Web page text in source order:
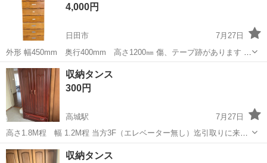
ンガー - 収納本...4,000円
日田市
7月27日
外形 幅450mm 奥行400mm 高さ1200㎜ 傷、テープ跡があります 一
段目の引き出しが落ちて、二段目が少し開きにくいです ⚠️お取引につ
いて⚠️ ・お取引場所は弊社倉庫です（日田市中釣町） ・お引...
大分 日田市 収納家具
収納タンス
300円
高城駅
7月27日
高さ1.8M程 幅 1.2M程 当方3F（エレベーター無し）迄引取りに来て
頂ける方、お願いします。
大分 大分市 高城駅
収納タンス